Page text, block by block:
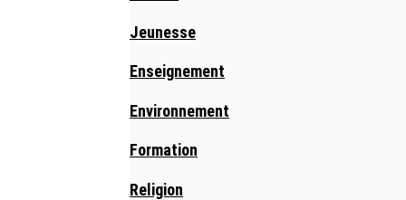
Jeunesse
Enseignement
Environnement
Formation
Religion